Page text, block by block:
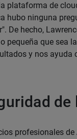
plataforma de
hubo ninguna
De hecho,
pequeña que sea
y nos
de
profesionales